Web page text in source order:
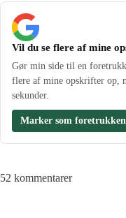
Vil du se flere af mine
Gør min side til en
flere af mine opskrifter op,
sekunder.
Marker som foretrukken
52 kommentarer